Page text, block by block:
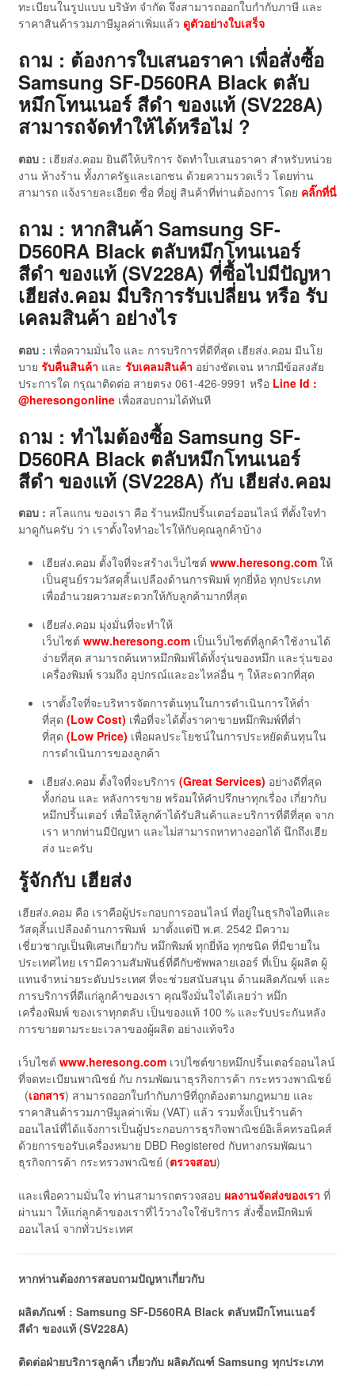
ทะเบียนในรูปแบบ บริษัท จำกัด จึงสามารถออกใบกำกับภาษี และ
ราคาสินค้ารวมภาษีมูลค่าเพิ่มแล้ว ดูตัวอย่างใบเสร็จ
ถาม : ต้องการใบเสนอราคา เพื่อสั่งซื้อ
Samsung SF-D560RA Black ตลับ
หมึกโทนเนอร์ สีดำ ของแท้ (SV228A)
สามารถจัดทำให้ได้หรือไม่ ?
ตอบ : เฮียส่ง.คอม ยินดีให้บริการ จัดทำใบเสนอราคา สำหรับหน่วย
งาน ห้างร้าน ทั้งภาครัฐและเอกชน ด้วยความรวดเร็ว โดยท่าน
สามารถ แจ้งรายละเอียด ชื่อ ที่อยู่ สินค้าที่ท่านต้องการ โดย คลิ๊กที่นี่
ถาม : หากสินค้า Samsung SF-
D560RA Black ตลับหมึกโทนเนอร์
สีดำ ของแท้ (SV228A) ที่ซื้อไปมีปัญหา
เฮียส่ง.คอม มีบริการรับเปลี่ยน หรือ รับ
เคลมสินค้า อย่างไร
ตอบ : เพื่อความมั่นใจ และ การบริการที่ดีที่สุด เฮียส่ง.คอม มีนโย
บาย รับคืนสินค้า และ รับเคลมสินค้า อย่างชัดเจน หากมีข้อสงสัย
ประการใด กรุณาติดต่อ สายตรง 061-426-9991 หรือ Line Id :
@heresongonlineเพื่อสอบถามได้ทันที
ถาม : ทำไมต้องซื้อ Samsung SF-
D560RA Black ตลับหมึกโทนเนอร์
สีดำ ของแท้ (SV228A) กับ เฮียส่ง.คอม
ตอบ : สโลแกน ของเรา คือ ร้านหมึกปริ้นเตอร์ออนไลน์ ที่ตั้งใจทำ
มาดูกันครับ ว่า เราตั้งใจทำอะไรให้กับคุณลูกค้าบ้าง
เฮียส่ง.คอม ตั้งใจที่จะสร้างเว็บไซต์ www.heresong.comให้
เป็นศูนย์รวมวัสดุสิ้นเปลืองด้านการพิมพ์ ทุกยี่ห้อ ทุกประเภท
เพื่ออำนวยความสะดวกให้กับลูกค้ามากที่สุด
เฮียส่ง.คอม มุ่งมั่นที่จะทำให้
เว็บไซต์ www.heresong.comเป็นเว็บไซต์ที่ลูกค้าใช้งานได้
ง่ายที่สุด สามารถค้นหาหมึกพิมพ์ได้ทั้งรุ่นของหมึก และรุ่นของ
เครื่องพิมพ์ รวมถึง อุปกรณ์และอะไหล่อื่น ๆ ให้สะดวกที่สุด
เราตั้งใจที่จะบริหารจัดการต้นทุนในการดำเนินการให้ต่ำ
ที่สุด (Low Cost) เพื่อที่จะได้ตั้งราคาขายหมึกพิมพ์ที่ต่ำ
ที่สุด (Low Price) เพื่อผลประโยชน์ในการประหยัดต้นทุนใน
การดำเนินการของลูกค้า
เฮียส่ง.คอม ตั้งใจที่จะบริการ (Great Services) อย่างดีที่สุด
ทั้งก่อน และ หลังการขาย พร้อมให้คำปรึกษาทุกเรื่อง เกี่ยวกับ
หมึกปริ้นเตอร์ เพื่อให้ลูกค้าได้รับสินค้าและบริการที่ดีที่สุด จาก
เรา หากท่านมีปัญหา และไม่สามารถหาทางออกได้ นึกถึงเฮีย
ส่ง นะครับ
รู้จักกับ เฮียส่ง
เฮียส่ง.คอม คือ เราคือผู้ประกอบการออนไลน์ ที่อยู่ในธุรกิจไอทีและ
วัสดุสิ้นเปลืองด้านการพิมพ์ มาตั้งแต่ปี พ.ศ. 2542 มีความ
เชี่ยวชาญเป็นพิเศษเกี่ยวกับ หมึกพิมพ์ ทุกยี่ห้อ ทุกชนิด ที่มีขายใน
ประเทศไทย เรามีความสัมพันธ์ที่ดีกับซัพพลายเออร์ ที่เป็น ผู้ผลิต ผู้
แทนจำหน่ายระดับประเทศ ที่จะช่วยสนับสนุน ด้านผลิตภัณฑ์ และ
การบริการที่ดีแก่ลูกค้าของเรา คุณจึงมั่นใจได้เลยว่า หมึก
เครื่องพิมพ์ ของเราทุกตลับ เป็นของแท้ 100 % และรับประกันหลัง
การขายตามระยะเวลาของผู้ผลิต อย่างแท้จริง
เว็บไซต์ www.heresong.comเวปไซต์ขายหมึกปริ้นเตอร์ออนไลน์
ที่จดทะเบียนพาณิชย์ กับ กรมพัฒนาธุรกิจการค้า กระทรวงพาณิชย์
(เอกสาร) สามารถออกใบกำกับภาษีที่ถูกต้องตามกฎหมาย และ
ราคาสินค้ารวมภาษีมูลค่าเพิ่ม (VAT) แล้ว รวมทั้งเป็นร้านค้า
ออนไลน์ที่ได้แจ้งการเป็นผู้ประกอบการธุรกิจพาณิชย์อิเล็คทรอนิคส์
ด้วยการขอรับเครื่องหมาย DBD Registered กับทางกรมพัฒนา
ธุรกิจการค้า กระทรวงพาณิชย์ (ตรวจสอบ)
และเพื่อความมั่นใจ ท่านสามารถตรวจสอบ ผลงานจัดส่งของเรา ที่
ผ่านมา ให้แก่ลูกค้าของเราที่ไว้วางใจใช้บริการ สั่งซื้อหมึกพิมพ์
ออนไลน์ จากทั่วประเทศ
หากท่านต้องการสอบถามปัญหาเกี่ยวกับ
ผลิตภัณฑ์ : Samsung SF-D560RA Black ตลับหมึกโทนเนอร์
สีดำ ของแท้ (SV228A)
ติดต่อฝ่ายบริการลูกค้า เกี่ยวกับ ผลิตภัณฑ์ Samsung ทุกประเภท